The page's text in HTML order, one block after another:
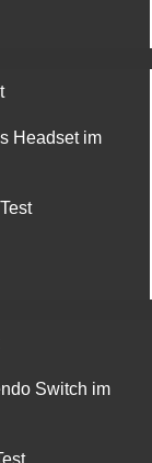
Headset im
Switch im